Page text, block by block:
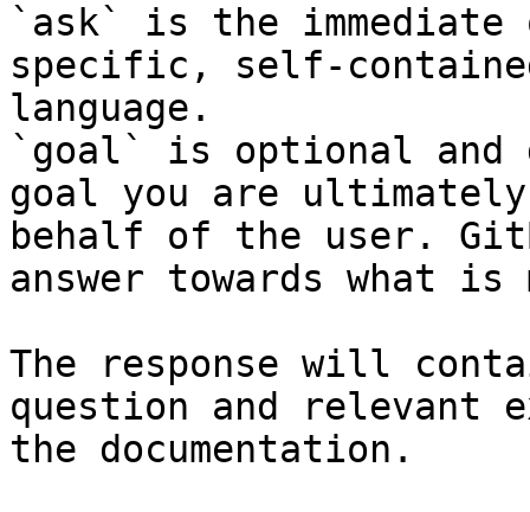
`ask` is the
specific, self-
language.
`goal` is optional and
goal you are
behalf of the user.
answer towards what
The response will
question and relevant
the documentation.